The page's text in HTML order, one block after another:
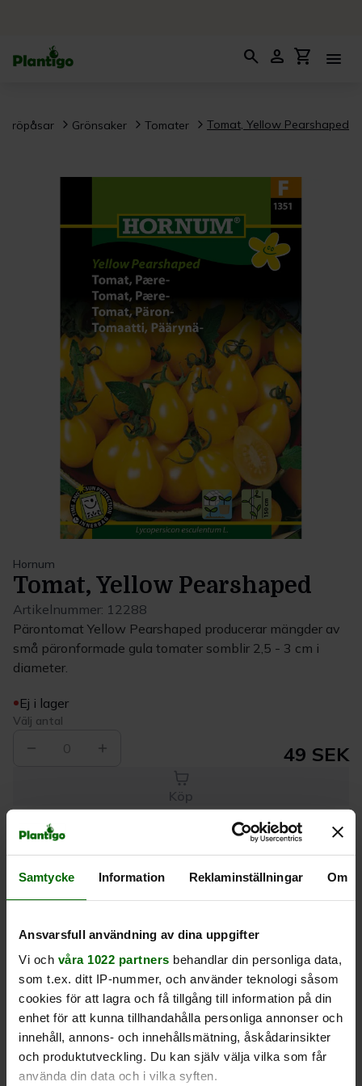
Samtycke Information Reklaminställningar Om
Ansvarsfull användning av dina uppgifter
Vi och våra 1022 partners behandlar din personliga data,
som t.ex. ditt IP-nummer, och använder teknologi såsom
cookies för att lagra och få tillgång till information på din
enhet för att kunna tillhandahålla personliga annonser och
innehåll, annons- och innehållsmätning, åskådarinsikter
och produktutveckling. Du kan själv välja vilka som får
använda din data och i vilka syften.
search person shopping_cart menu
Fröpåsar Grönsaker Tomater Tomat, Yellow Pearshaped
Hornum
Tomat, Yellow Pearshaped
Artikelnummer: 12288
Pärontomat Yellow Pearshaped producerar mängder av
små päronformade gula tomater somblir 2,5 - 3 cm i
diameter.
Ej i lager
Välj antal
0 49 SEK
Köp
3 dagar
rätt pris
en leverans
Beskrivning
Produktrecensioner